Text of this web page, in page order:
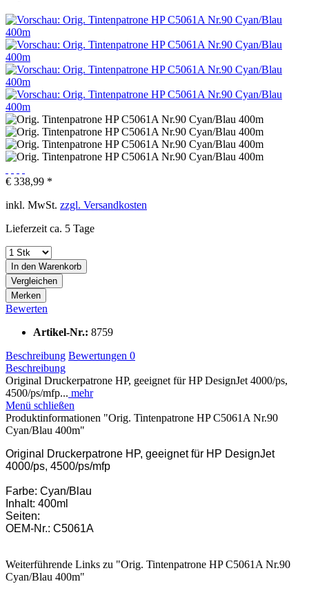
€ 338,99 *
inkl. MwSt. zzgl. Versandkosten
Lieferzeit ca. 5 Tage
In den Warenkorb
Vergleichen
Merken
Bewerten
Artikel-Nr.: 8759
Beschreibung Bewertungen 0
Beschreibung
Original Druckerpatrone HP, geeignet für HP DesignJet 4000/ps,
4500/ps/mfp... mehr
Menü schließen
Produktinformationen "Orig. Tintenpatrone HP C5061A Nr.90
Cyan/Blau 400m"
Original Druckerpatrone HP, geeignet für HP DesignJet
4000/ps, 4500/ps/mfp
Farbe: Cyan/Blau
Inhalt: 400ml
Seiten:
OEM-Nr.: C5061A
Weiterführende Links zu "Orig. Tintenpatrone HP C5061A Nr.90
Cyan/Blau 400m"